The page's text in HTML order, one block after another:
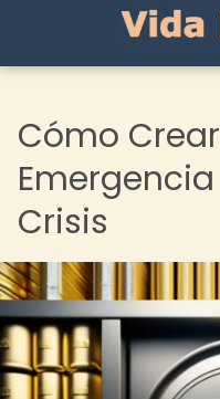
Cómo
Crisis